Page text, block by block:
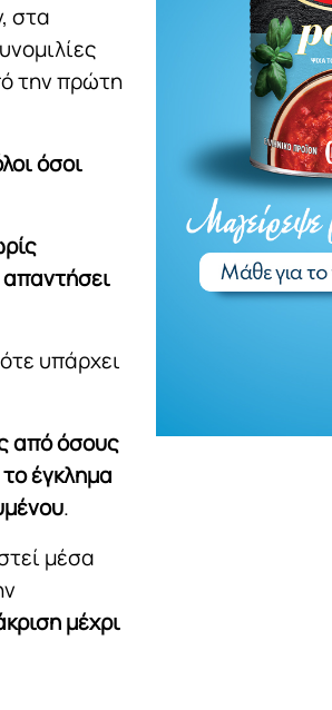
στα
την πρώτη
όσοι
απαντήσει
υπάρχει
από όσους
έγκλημα
.
μέσα
μέχρι